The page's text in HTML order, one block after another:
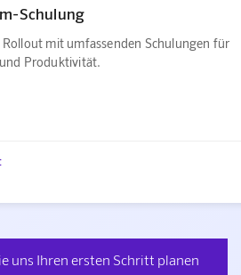
Schulung
mit umfassenden Schulungen für
Produktivität.
uns Ihren ersten Schritt planen